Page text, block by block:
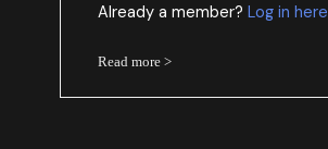
Already a member?Log in here
Read more >